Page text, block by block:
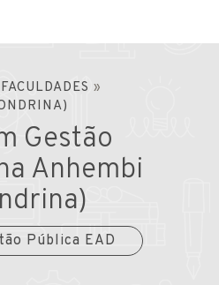
FACULDADES »
Gestão
Anhembi
Pública EAD